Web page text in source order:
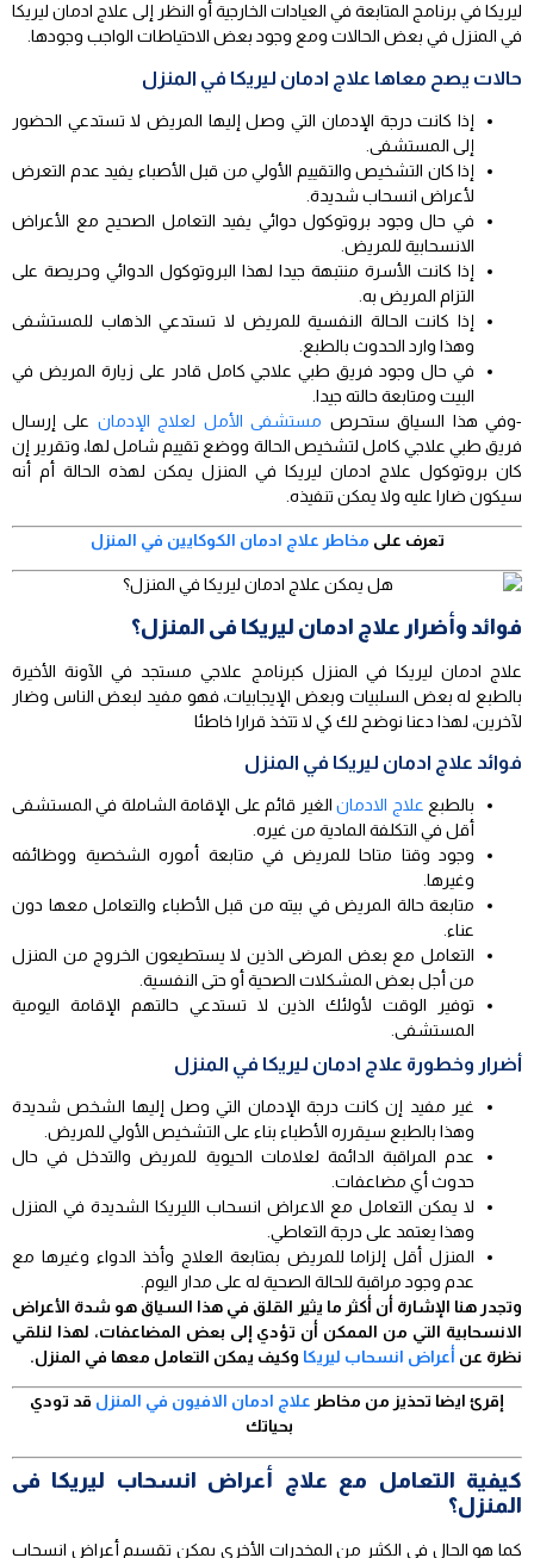
ليريكا في برنامج المتابعة في العيادات الخارجية أو النظر إلى علاج ادمان ليريكا
في المنزل في بعض الحالات ومع وجود بعض الاحتياطات الواجب وجودها.
حالات يصح معاها علاج ادمان ليريكا في المنزل
إذا كانت درجة الإدمان التي وصل إليها المريض لا تستدعي الحضور
إلى المستشفى.
إذا كان التشخيص والتقييم الأولي من قبل الأصباء يفيد عدم التعرض
لأعراض انسحاب شديدة.
في حال وجود بروتوكول دوائي يفيد التعامل الصحيح مع الأعراض
الانسحابية للمريض.
إذا كانت الأسرة منتبهة جيدا لهذا البروتوكول الدوائي وحريصة على
التزام المريض به.
إذا كانت الحالة النفسية للمريض لا تستدعي الذهاب للمستشفى
وهذا وارد الحدوث بالطبع.
في حال وجود فريق طبي علاجي كامل قادر على زيارة المريض في
البيت ومتابعة حالته جيدا.
-وفي هذا السياق ستحرص مستشفى الأمل لعلاج الإدمان على إرسال
فريق طبي علاجي كامل لتشخيص الحالة ووضع تقييم شامل لها، وتقرير إن
كان بروتوكول علاج ادمان ليريكا في المنزل يمكن لهذه الحالة أم أنه
سيكون ضارا عليه ولا يمكن تنفيذه.
تعرف على مخاطر علاج ادمان الكوكايين في المنزل
فوائد وأضرار علاج ادمان ليريكا فى المنزل؟
علاج ادمان ليريكا في المنزل كبرنامج علاجي مستجد في الآونة الأخيرة
بالطبع له بعض السلبيات وبعض الإيجابيات، فهو مفيد لبعض الناس وضار
لآخرين، لهذا دعنا نوضح لك كي لا تتخذ قرارا خاطئا
فوائد علاج ادمان ليريكا في المنزل
بالطبع علاج الادمانالغير قائم على الإقامة الشاملة في المستشفى
أقل في التكلفة المادية من غيره.
وجود وقتا متاحا للمريض في متابعة أموره الشخصية ووظائفه
وغيرها.
متابعة حالة المريض في بيته من قبل الأطباء والتعامل معها دون
عناء.
التعامل مع بعض المرضى الذين لا يستطيعون الخروج من المنزل
من أجل بعض المشكلات الصحية أو حتى النفسية.
توفير الوقت لأولئك الذين لا تستدعي حالتهم الإقامة اليومية
المستشفى.
أضرار وخطورة علاج ادمان ليريكا في المنزل
غير مفيد إن كانت درجة الإدمان التي وصل إليها الشخص شديدة
وهذا بالطبع سيقرره الأطباء بناء على التشخيص الأولي للمريض.
عدم المراقبة الدائمة لعلامات الحيوية للمريض والتدخل في حال
حدوث أي مضاعفات.
لا يمكن التعامل مع الاعراض انسحاب الليريكا الشديدة في المنزل
وهذا يعتمد على درجة التعاطي.
المنزل أقل إلزاما للمريض بمتابعة العلاج وأخذ الدواء وغيرها مع
عدم وجود مراقبة للحالة الصحية له على مدار اليوم.
وتجدر هنا الإشارة أن أكثر ما يثير القلق في هذا السياق هو شدة الأعراض
الانسحابية التي من الممكن أن تؤدي إلى بعض المضاعفات، لهذا لنلقي
نظرة عن أعراض انسحاب ليريكا وكيف يمكن التعامل معها في المنزل.
إقرئ ايضا تحذيز من مخاطر علاج ادمان الافيون في المنزل قد تودي
بحياتك
كيفية التعامل مع علاج أعراض انسحاب ليريكا فى
المنزل؟
كما هو الحال في الكثير من المخدرات الأخرى يمكن تقسيم أعراض انسحاب